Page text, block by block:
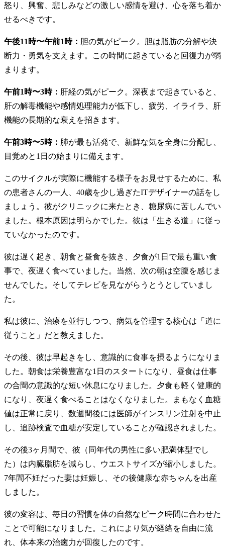
怒り、興奮、悲しみなどの激しい感情を避け、心を落ち着か
せるべきです。
午後11時〜午前1時： 胆の気がピーク。胆は脂肪の分解や決
断力・勇気を支えます。この時間に起きていると回復力が弱
まります。
午前1時〜3時： 肝経の気がピーク。深夜まで起きていると、
肝の解毒機能や感情処理能力が低下し、疲労、イライラ、肝
機能の長期的な衰えを招きます。
午前3時〜5時： 肺が最も活発で、新鮮な気を全身に分配し、
目覚めと1日の始まりに備えます。
このサイクルが実際に機能する様子をお見せするために、私
の患者さんの一人、40歳を少し過ぎたITデザイナーの話をし
ましょう。彼がクリニックに来たとき、糖尿病に苦しんでい
ました。根本原因は明らかでした。彼は「生きる道」に従っ
ていなかったのです。
彼は遅く起き、朝食と昼食を抜き、夕食が1日で最も重い食
事で、夜遅く食べていました。当然、次の朝は空腹を感じま
せんでした。そしてテレビを見ながらうとうとしていまし
た。
私は彼に、治療を並行しつつ、病気を管理する核心は「道に
従うこと」だと教えました。
その後、彼は早起きをし、意識的に食事を摂るようになりま
した。朝食は栄養豊富な1日のスタートになり、昼食は仕事
の合間の意識的な短い休息になりました。夕食も軽く健康的
になり、夜遅く食べることはなくなりました。まもなく血糖
値は正常に戻り、数週間後には医師がインスリン注射を中止
し、追跡検査で血糖が安定していることが確認されました。
その後3ヶ月間で、彼（同年代の男性に多い肥満体型でし
た）は内臓脂肪を減らし、ウエストサイズが縮小しました。
7年間不妊だった妻は妊娠し、その後健康な赤ちゃんを出産
しました。
彼の変容は、毎日の習慣を体の自然なピーク時間に合わせた
ことで可能になりました。これにより気が経絡を自由に流
れ、体本来の治癒力が回復したのです。